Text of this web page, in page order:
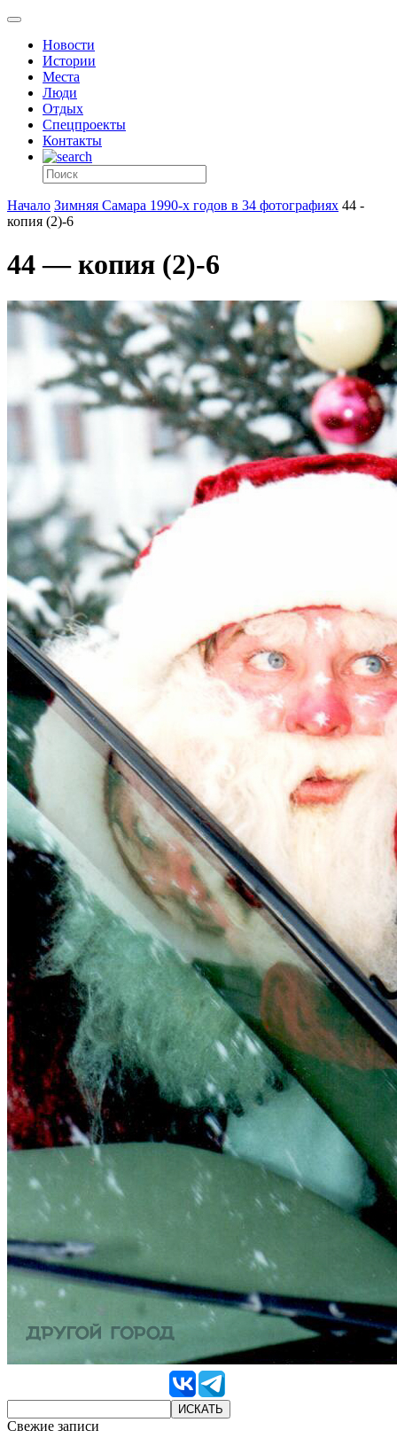
Новости
Истории
Места
Люди
Отдых
Спецпроекты
Контакты
Начало Зимняя Самара 1990-х годов в 34 фотографиях 44 -
копия (2)-6
44 — копия (2)-6
Свежие записи